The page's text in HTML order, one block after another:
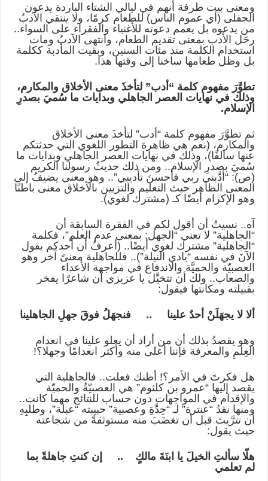
ومعنى بيت طرفة أنهم في ليالي الشتاء الباردة يدعون
الجفلى (أي عموم الناس) للطعام كرمًا، ولا ينتقي الآدبُ
من يدعوه بل يعمم دعوته للأغنياء والفقراء على السواء..
رحَل الأدب بمعنى تقديم الطعام، وانتهى الآدبُ ومات
استخدام الكلمة منذ مئات السنين، وبقيت المأدبة ككلمة
بل وظل طعامها ساخنا إلى وقتها هذا.
تطوَّرَ مفهوم كلمة “أدب” لتأخذَ معنى الأخلاق والمكارم،
وذلك في نهايات العصر الجاهلي وبدايات ما سُميَ بصدرِ
الإسلام.
ثم تطوَّرَ مفهوم كلمة “أدب” لتأخذَ معنى الأخلاق
والمكارم، (نعم هي ظاهرة التطور اللغوي التي حدثتكم
عنها سالفًا)، وذلك في نهايات العصر الجاهلي وبدايات ما
سُميَ بصدرِ الإسلام.. ومن ذلك حديثُ رسولنا الكريم
(ص): “أدَّبني ربي فأحسنَ تأديبي”.. وهو معنى يضيفُ إلى
المعنى الظاهر حيث التعليم والتزيين بالأخلاق معنى باطنًا
وهو الإكرام أيضًا كـ (مشترك لغوي).
آه.. نسيتُ أن أقول لكم في الفقرة السابقة أن
“الجاهلية” لا تعني “الجهل: بمعنى عدم العلم”، فكلمة
“الجاهلية” مشترك لغوي أيضًا.. (أعرفُ أن أحدكم يقول
الآنَ في نفسه “يادي النيلة”).. فللجاهلية معنىً آخر وهو
العصبيّة والحميَّة والاندفاع في مواجهة الأعداء
والصعاب.. ولك أن تتخيَّل يا عزيزي أن شاعرًا يفخر
بقبيلته ومكانتها فيقول:
ألا لا يجهَلَنْ أحدٌ علينا .. فنجهَلُ فوقَ جهلِ الجاهلينا
وهو يقصدُ بذلك أن من أراد أن يعلو علينا في انعدام
العِلمِ والمعرفة فإننا أعلى منه وأكثر انعدامًا وجهلا؟!
هل فكرتَ في الأمر؟! أظنك فعلت.. فالجاهلية التي
يقصد إليها “عمرو بن كلثوم” هي العصبيّةُ والحميّة
والإقدام في المواجهات دون حساب للنتائج مهما كانت..
ومنها نقدُ “عنترة” لـ “حِدَّةِ وعصبية” حبيبته “عبلة”، وطلبِهِ
أن تترَّيث قبل أن تغضَبَ منه مستوثقةً من شجاعته
حيث يقول:
هلّا سألتِ الخيلَ يا ابنَةَ مالكٍ .. إن كنتِ جاهلةً بما
لم تعلمي